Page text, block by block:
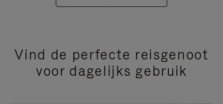
Vind de perfecte reisgenoot
voor dagelijks gebruik